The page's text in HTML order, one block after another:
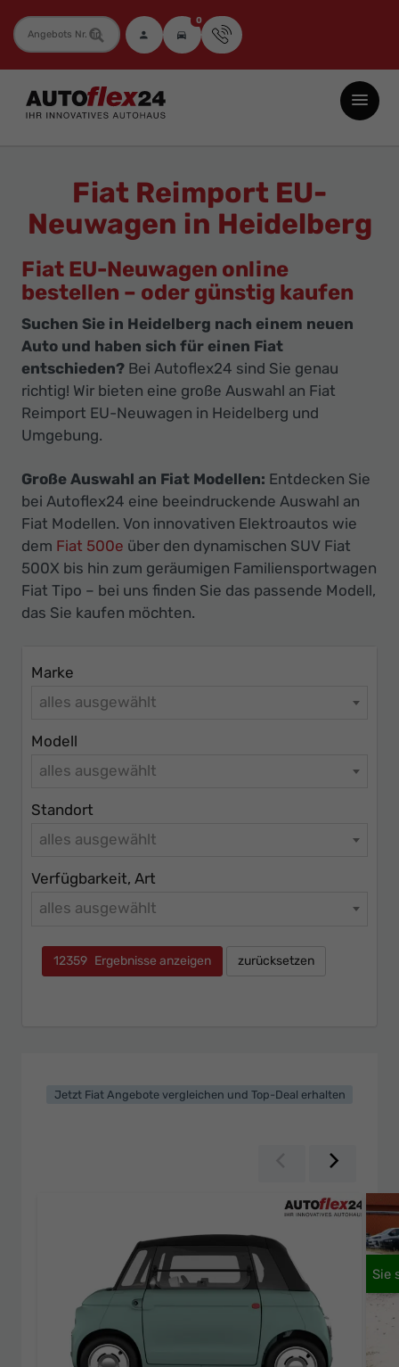
Fahrzeugnummer 0
Autoflex24
GmbH
Neuwagen
Jahreswagen
Gebrauchtwagen
zu
Top-
Preisen
-
Ihr
Innovatives
Fiat Reimport EU-
Neuwagen in Heidelberg
Fiat EU-Neuwagen online
bestellen – oder günstig kaufen
Suchen Sie in Heidelberg nach einem neuen
Auto und haben sich für einen Fiat
entschieden? Bei Autoflex24 sind Sie genau
richtig! Wir bieten eine große Auswahl an Fiat
Reimport EU-Neuwagen in Heidelberg und
Umgebung.
Große Auswahl an Fiat Modellen: Entdecken Sie
bei Autoflex24 eine beeindruckende Auswahl an
Fiat Modellen. Von innovativen Elektroautos wie
dem Fiat 500e über den dynamischen SUV Fiat
500X bis hin zum geräumigen Familiensportwagen
Fiat Tipo – bei uns finden Sie das passende Modell,
das Sie kaufen möchten.
Marke
alles ausgewählt
Modell
alles ausgewählt
Standort
alles ausgewählt
Verfügbarkeit, Art
alles ausgewählt
12359 Ergebnisse anzeigen zurücksetzen
Jetzt Fiat Angebote vergleichen und Top-Deal erhalten
Zurück